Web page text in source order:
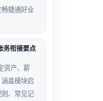
捷通好业
务衔接要点
资产、薪
盖模块启
、常见记